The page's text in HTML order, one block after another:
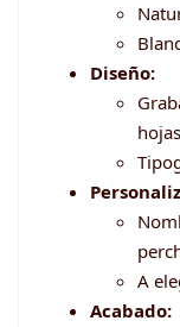
Diseño:
A
Acabado: